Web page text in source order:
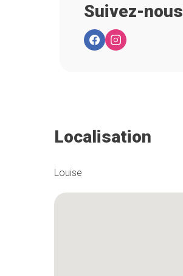
Suivez-nous
Localisation
Louise